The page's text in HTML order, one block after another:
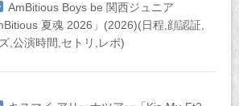
AmBitious Boys be 関西ジュニア
夏魂 2026」(2026)(日程,顔認証,
,公演時間,セトリ,レポ)